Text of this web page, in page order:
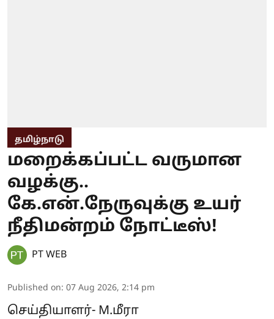
தமிழ்நாடு
மறைக்கப்பட்ட வருமான
வழக்கு..
கே.என்.நேருவுக்கு உயர்
நீதிமன்றம் நோட்டீஸ்!
PT WEB
Published on: 07 Aug 2026, 2:14 pm
செய்தியாளர்- M.மீரா